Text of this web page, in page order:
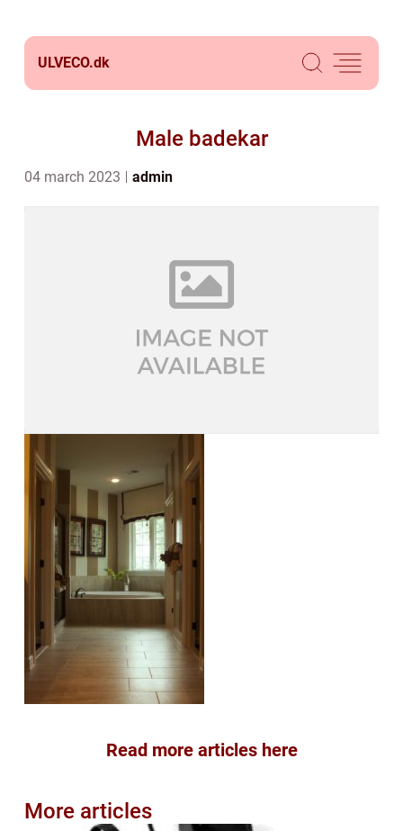
ULVECO.dk
Male badekar
04 march 2023 admin
Read more articles here
More articles